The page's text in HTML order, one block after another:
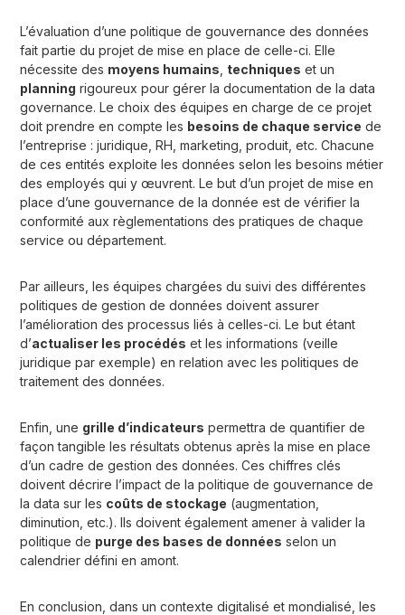
L’évaluation d’une politique de gouvernance des données
fait partie du projet de mise en place de celle-ci. Elle
nécessite des moyens humains techniques et un
planning rigoureux pour gérer la documentation de la data
governance. Le choix des équipes en charge de ce projet
doit prendre en compte les besoins de chaque service de
l’entreprise : juridique, RH, marketing, produit, etc. Chacune
de ces entités exploite les données selon les besoins métier
des employés qui y œuvrent. Le but d’un projet de mise en
place d’une gouvernance de la donnée est de vérifier la
conformité aux règlementations des pratiques de chaque
service ou département.
Par ailleurs, les équipes chargées du suivi des différentes
politiques de gestion de données doivent assurer
l’amélioration des processus liés à celles-ci. Le but étant
d’actualiser les procédés et les informations (veille
juridique par exemple) en relation avec les politiques de
traitement des données.
Enfin, une grille d’indicateurs permettra de quantifier de
façon tangible les résultats obtenus après la mise en place
d’un cadre de gestion des données. Ces chiffres clés
doivent décrire l’impact de la politique de gouvernance de
la data sur les coûts de stockage (augmentation,
diminution, etc.). Ils doivent également amener à valider la
politique de purge des bases de données selon un
calendrier défini en amont.
En conclusion, dans un contexte digitalisé et mondialisé, les